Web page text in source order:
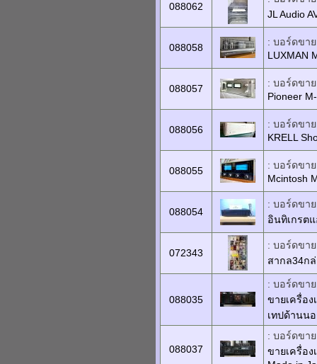
088062
JL Audio
088058
: บอร์ดขาย
LUXMAN
088057
: บอร์ดขาย
Pioneer
088056
: บอร์ดขาย
KRELL
088055
: บอร์ดขาย
Mcintosh
088054
: บอร์ดขาย
อินทิเกรตแ
072343
: บอร์ดขา
สากล34ก
088035
: บอร์ดขาย
ขายเครื่อง
เทปด้านน
088037
: บอร์ดขาย
ขายเครื่อง